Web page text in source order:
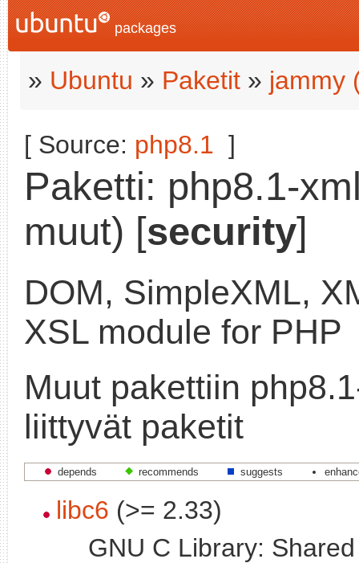
packages
» Ubuntu » Paketit » jammy
[ Source: php8.1 ]
Paketti: php8.1-
muut) [security]
DOM, SimpleXML,
XSL module for PHP
Muut pakettiin
liittyvät paketit
depends recommends suggests
libc6 (>= 2.33)
GNU C Library: